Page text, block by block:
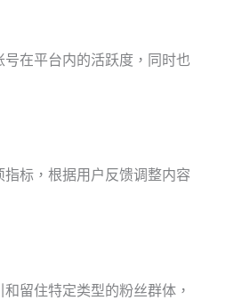
在平台内的活跃度，同时也
标，根据用户反馈调整内容
留住特定类型的粉丝群体，